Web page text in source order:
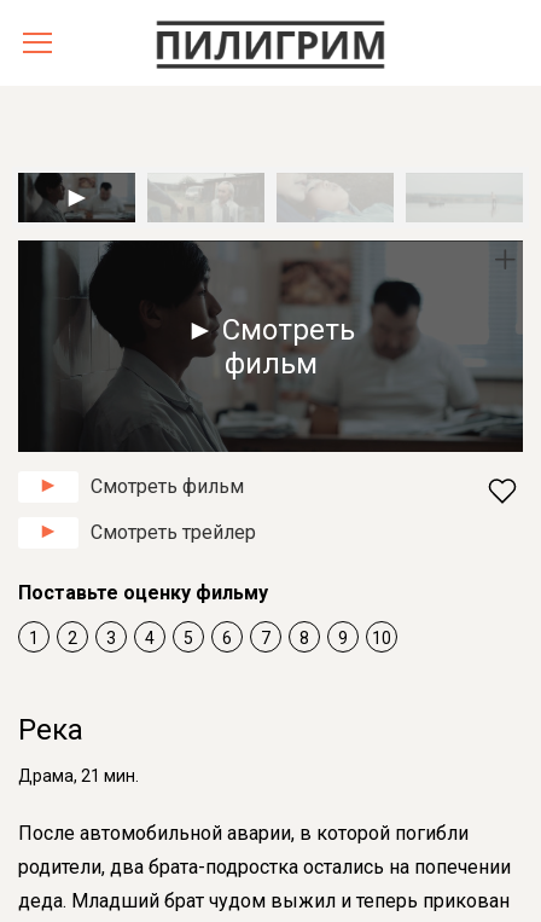
► Смотреть
фильм
Смотреть фильм
Смотреть трейлер
Поставьте оценку фильму
1 2 3 4 5 6 7 8 9 10
Река
Драма, 21 мин.
После автомобильной аварии, в которой погибли
родители, два брата-подростка остались на попечении
деда. Младший брат чудом выжил и теперь прикован